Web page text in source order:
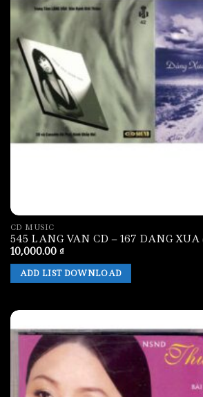
CD MUSIC
545 LANG VAN CD – 167 DANG
10,000.00 ₫
ADD LIST DOWNLOAD